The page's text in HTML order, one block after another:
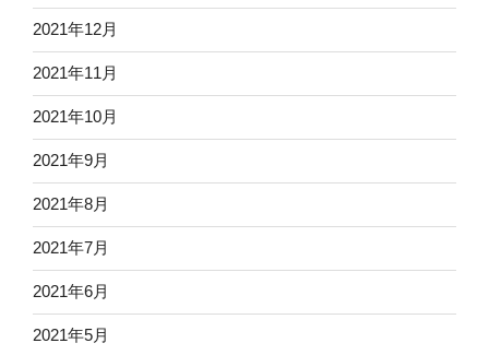
2021年12月
2021年11月
2021年10月
2021年9月
2021年8月
2021年7月
2021年6月
2021年5月